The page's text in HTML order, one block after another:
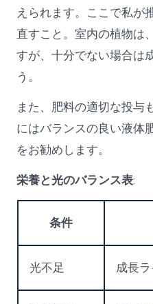
えられます。ここで私が
直すこと。室内の植物は
すが、十分でない場合は
う。
また、肥料の適切な投与
にはバランスの良い液体
をお勧めします。
栄養と光のバランス表:
条件
光不足 成長